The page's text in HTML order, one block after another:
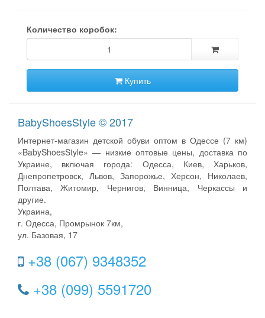
Количество коробок:
Купить
BabyShoesStyle © 2017
Интернет-магазин детской обуви оптом в Одессе (7 км)
«BabyShoesStyle» — низкие оптовые цены, доставка по
Украине, включая города: Одесса, Киев, Харьков,
Днепропетровск, Львов, Запорожье, Херсон, Николаев,
Полтава, Житомир, Чернигов, Винница, Черкассы и
другие.
Украина,
г. Одесса, Промрынок 7км,
ул. Базовая, 17
+38 (067) 9348352
+38 (099) 5591720